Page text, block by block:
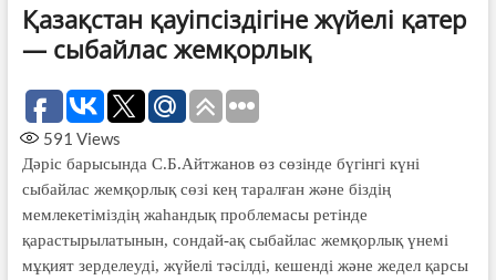
Қазақстан қауіпсіздігіне жүйелі қатер
— сыбайлас жемқорлық
591 Views
Дәріс барысында С.Б.Айтжанов өз сөзінде бүгінгі күні
сыбайлас жемқорлық сөзі кең таралған және біздің
мемлекетіміздің жаһандық проблемасы ретінде
қарастырылатынын, сондай-ақ сыбайлас жемқорлық үнемі
мұқият зерделеуді, жүйелі тәсілді, кешенді және жедел қарсы